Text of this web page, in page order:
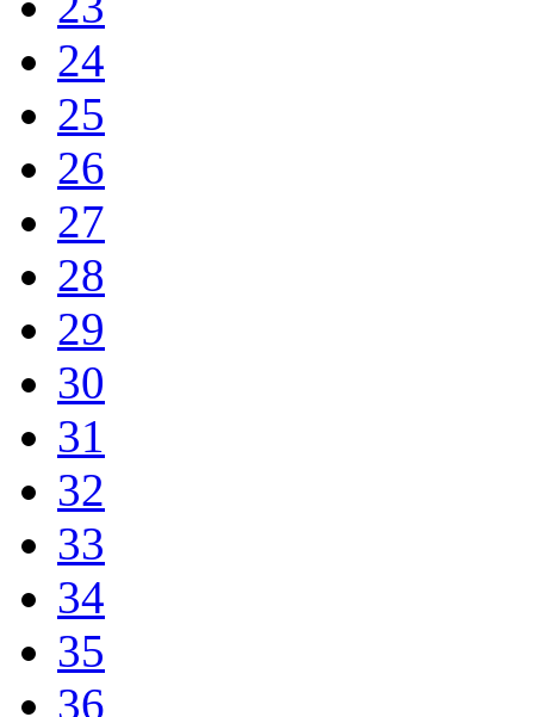
24
25
26
27
28
29
30
31
32
33
34
35
36